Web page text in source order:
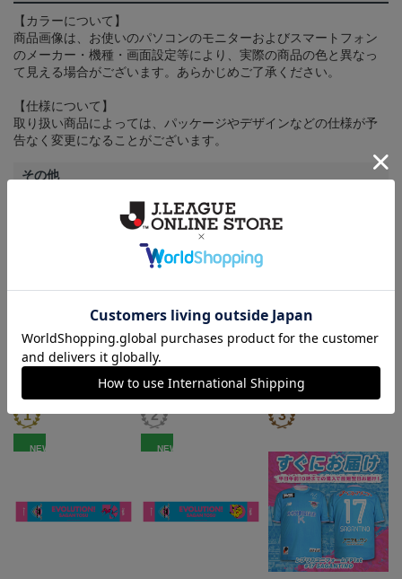
【カラーについて】
商品画像は、お使いのパソコンのモニターおよびスマートフォン
のメーカー・機種・画面設定等により、実際の商品の色と異なっ
て見える場合がございます。あらかじめご了承ください。
【仕様について】
取り扱い商品によっては、パッケージやデザインなどの仕様が予
告なく変更になることがございます。
その他
ランキング
NEW NEW